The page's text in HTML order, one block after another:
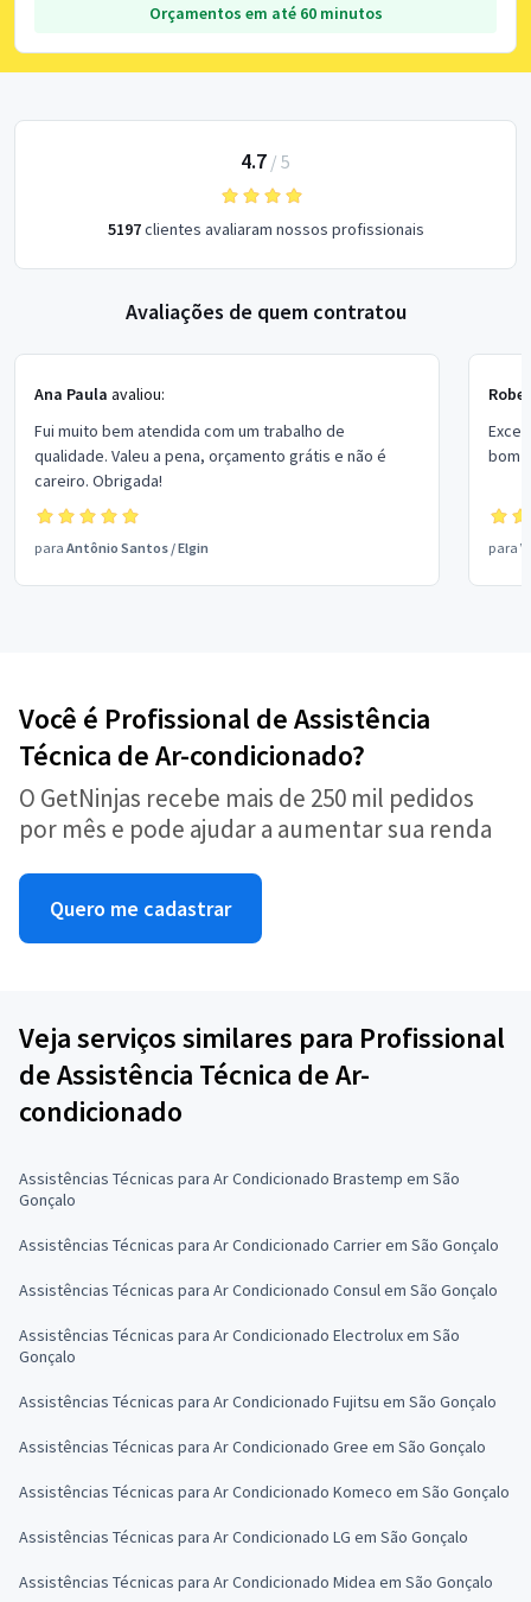
Orçamentos em até 60 minutos
4.7 / 5
5197clientes avaliaram nossos profissionais
Avaliações de quem contratou
Ana Paula avaliou:
Fui muito bem atendida com um trabalho de
qualidade. Valeu a pena, orçamento grátis e não é
careiro. Obrigada!
para Antônio Santos /Elgin
bom
para
Você é Profissional de Assistência
Técnica de Ar-condicionado?
O GetNinjas recebe mais de 250 mil pedidos
por mês e pode ajudar a aumentar sua renda
Quero me cadastrar
Veja serviços similares para Profissional
de Assistência Técnica de Ar-
condicionado
Assistências Técnicas para Ar Condicionado Brastemp em São
Gonçalo
Assistências Técnicas para Ar Condicionado Carrier em São Gonçalo
Assistências Técnicas para Ar Condicionado Consul em São Gonçalo
Assistências Técnicas para Ar Condicionado Electrolux em São
Gonçalo
Assistências Técnicas para Ar Condicionado Fujitsu em São Gonçalo
Assistências Técnicas para Ar Condicionado Gree em São Gonçalo
Assistências Técnicas para Ar Condicionado Komeco em São Gonçalo
Assistências Técnicas para Ar Condicionado LG em São Gonçalo
Assistências Técnicas para Ar Condicionado Midea em São Gonçalo